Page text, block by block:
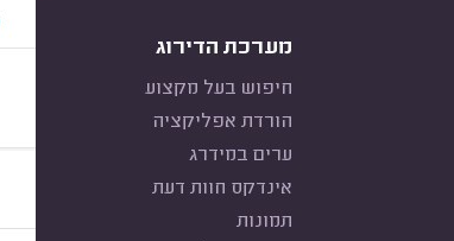
מערכת הדירוג
חיפוש בעל מקצוע
הורדת אפליקציה
ערים במידרג
אינדקס חוות דעת
תמונות